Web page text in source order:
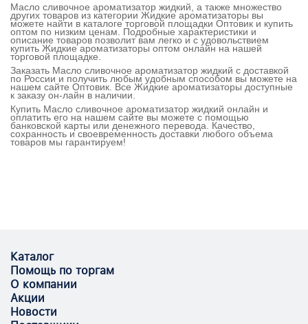
Масло сливочное ароматизатор жидкий, а также множество
других товаров из категории Жидкие ароматизаторы вы
можете найти в каталоге торговой площадки Оптовик и купить
оптом по низким ценам. Подробные характеристики и
описание товаров позволит вам легко и с удовольствием
купить Жидкие ароматизаторы оптом онлайн на нашей
торговой площадке.
Заказать Масло сливочное ароматизатор жидкий с доставкой
по России и получить любым удобным способом вы можете на
нашем сайте Оптовик. Все Жидкие ароматизаторы доступные
к заказу он-лайн в наличии.
Купить Масло сливочное ароматизатор жидкий онлайн и
оплатить его на нашем сайте вы можете с помощью
банковской карты или денежного перевода. Качество,
сохранность и своевременность доставки любого объема
товаров мы гарантируем!
Каталог
Помощь по торгам
О компании
Акции
Новости